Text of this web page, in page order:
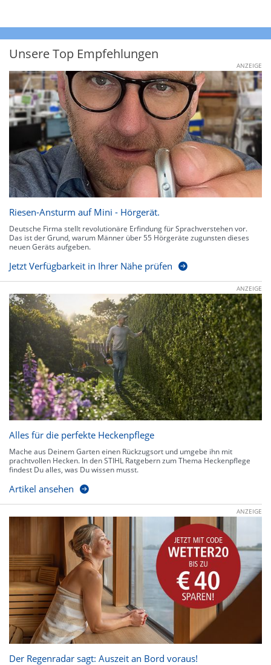
Unsere Top Empfehlungen
ANZEIGE
Riesen-Ansturm auf Mini - Hörgerät.
Deutsche Firma stellt revolutionäre Erfindung für Sprachverstehen vor.
Das ist der Grund, warum Männer über 55 Hörgeräte zugunsten dieses
neuen Geräts aufgeben.
Jetzt Verfügbarkeit in Ihrer Nähe prüfen
ANZEIGE
Alles für die perfekte Heckenpflege
Mache aus Deinem Garten einen Rückzugsort und umgebe ihn mit
prachtvollen Hecken. In den STIHL Ratgebern zum Thema Heckenpflege
findest Du alles, was Du wissen musst.
Artikel ansehen
ANZEIGE
Der Regenradar sagt: Auszeit an Bord voraus!